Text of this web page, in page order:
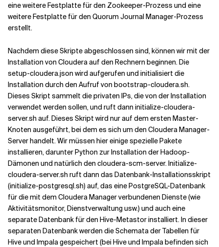
eine weitere Festplatte für den Zookeeper-Prozess und eine
weitere Festplatte für den Quorum Journal Manager-Prozess
erstellt.
Nachdem diese Skripte abgeschlossen sind, können wir mit der
Installation von Cloudera auf den Rechnern beginnen. Die
setup-cloudera.json wird aufgerufen und initialisiert die
Installation durch den Aufruf von bootstrap-cloudera.sh.
Dieses Skript sammelt die privaten IPs, die von der Installation
verwendet werden sollen, und ruft dann initialize-cloudera-
server.sh auf. Dieses Skript wird nur auf dem ersten Master-
Knoten ausgeführt, bei dem es sich um den Cloudera Manager-
Server handelt. Wir müssen hier einige spezielle Pakete
installieren, darunter Python zur Installation der Hadoop-
Dämonen und natürlich den cloudera-scm-server. Initialize-
cloudera-server.sh ruft dann das Datenbank-Installationsskript
(initialize-postgresql.sh) auf, das eine PostgreSQL-Datenbank
für die mit dem Cloudera Manager verbundenen Dienste (wie
Aktivitätsmonitor, Dienstverwaltung usw.) und auch eine
separate Datenbank für den Hive-Metastor installiert. In dieser
separaten Datenbank werden die Schemata der Tabellen für
Hive und Impala gespeichert (bei Hive und Impala befinden sich